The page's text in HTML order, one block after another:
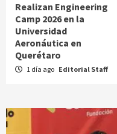
Realizan Engineering
Camp 2026 en la
Universidad
Aeronáutica en
Querétaro
1 día ago Editorial Staff